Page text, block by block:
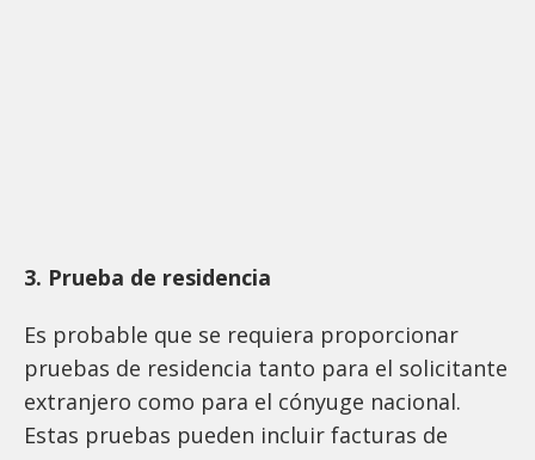
3. Prueba de residencia
Es probable que se requiera proporcionar
pruebas de residencia tanto para el solicitante
extranjero como para el cónyuge nacional.
Estas pruebas pueden incluir facturas de